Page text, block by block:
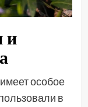
и
особое
в